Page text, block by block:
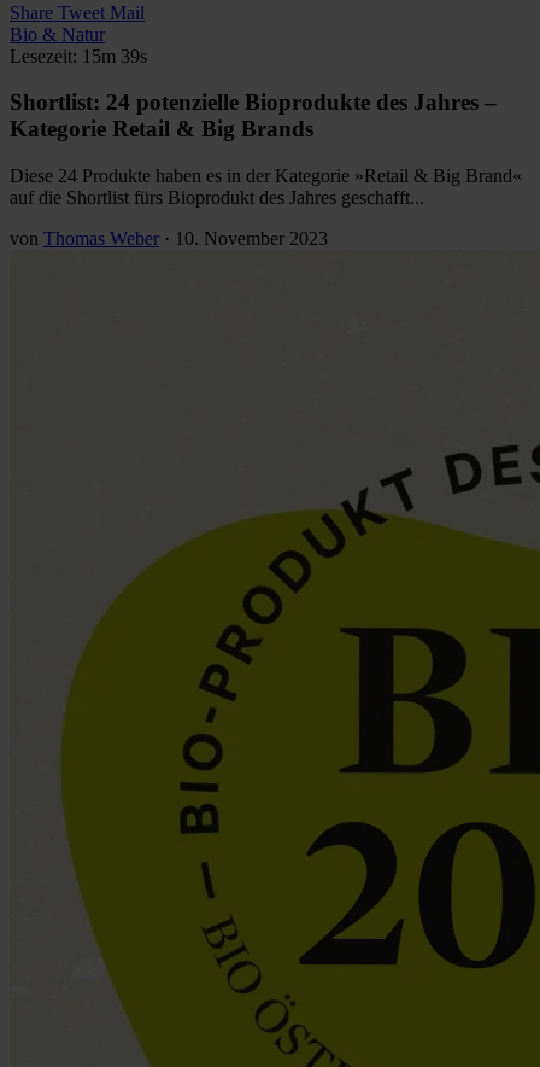
Share Tweet Mail
Bio & Natur
Lesezeit: 15m 39s
Shortlist: 24 potenzielle Bioprodukte des Jahres –
Kategorie Retail & Big Brands
Diese 24 Produkte haben es in der Kategorie »Retail & Big Brand«
auf die Shortlist fürs Bioprodukt des Jahres geschafft...
von Thomas Weber · 10. November 2023